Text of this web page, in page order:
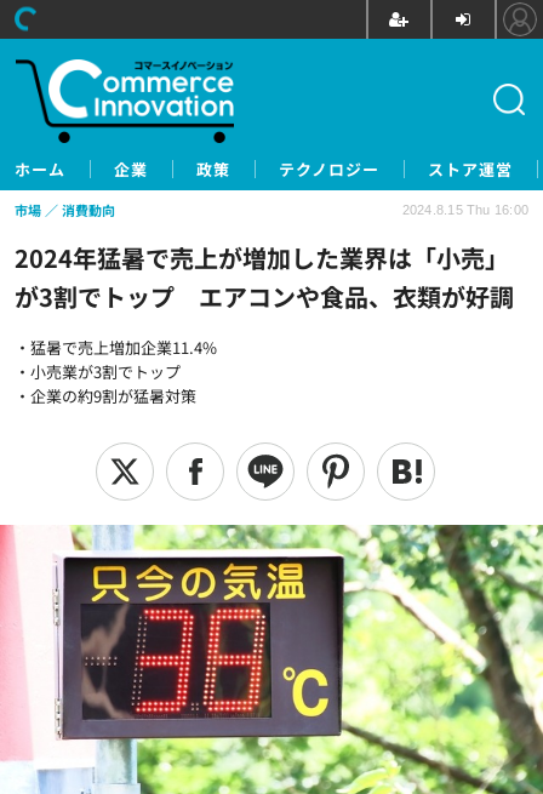
ホーム 企業 政策 テクノロジー ストア運営
2024年猛暑で売上が増加した業界は「小売」
が3割でトップ エアコンや食品、衣類が好調
・猛暑で売上増加企業11.4%
・小売業が3割でトップ
・企業の約9割が猛暑対策
市場 消費動向 2024.8.15 Thu 16:00